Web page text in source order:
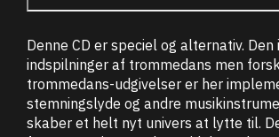
Denne CD er speciel og alternativ.
indspilninger af trommedans men
trommedans-udgivelser er her
stemningslyde og andre
skaber et helt nyt univers at lytte til.